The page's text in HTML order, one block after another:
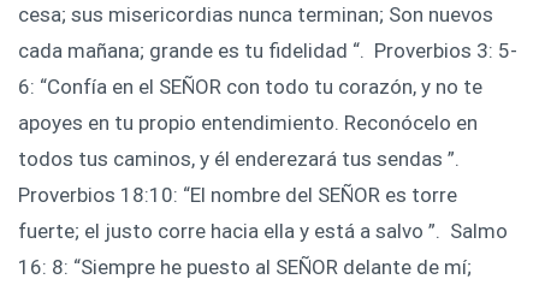
cesa; sus misericordias nunca terminan; Son nuevos
cada mañana; grande es tu fidelidad “. ‍ Proverbios 3: 5-
6: “Confía en el SEÑOR con todo tu corazón, y no te
apoyes en tu propio entendimiento. Reconócelo en
todos tus caminos, y él enderezará tus sendas ”. ‍
Proverbios 18:10: “El nombre del SEÑOR es torre
fuerte; el justo corre hacia ella y está a salvo ”. ‍ Salmo
16: 8: “Siempre he puesto al SEÑOR delante de mí;